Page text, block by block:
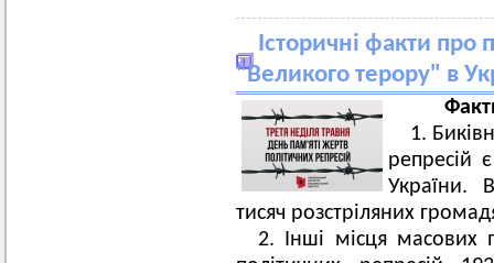
Історичні факти про
"Великого терору" в
1.
репресій
України.
тисяч розстріляних
2. Інші місця масових